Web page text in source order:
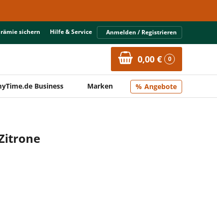
sichern Hilfe & Service Anmelden / Registrieren
0,00 € 0
Business Marken Angebote